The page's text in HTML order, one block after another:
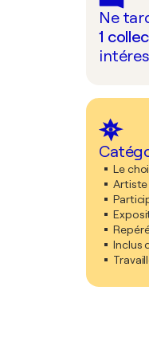
Ne
1
Le
Inclus